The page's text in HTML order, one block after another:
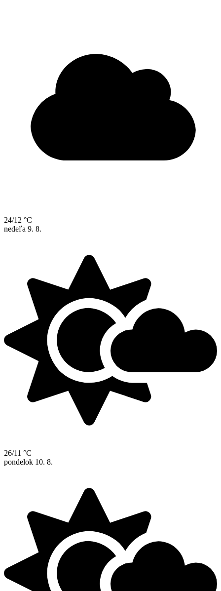
24/12 °C
nedeľa 9. 8.
26/11 °C
pondelok 10. 8.